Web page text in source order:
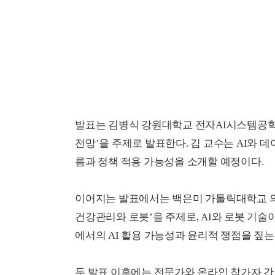
발표는 김병식 강원대학교 전자AI시스템공
전망’을 주제로 발표한다. 김 교수는 AI와
름과 정책 적용 가능성을 소개할 예정이다.
이어지는 발표에서는 백은미 가톨릭대학교
건강관리와 로봇’을 주제로, AI와 로봇 기
에서의 AI 활용 가능성과 윤리적 쟁점을 짚
두 발표 이후에는 전문가와 온라인 참가자